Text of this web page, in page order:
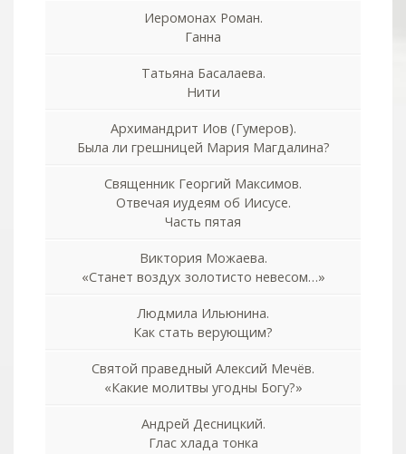
Иеромонах Роман.
Ганна
Татьяна Басалаева.
Нити
Архимандрит Иов (Гумеров).
Была ли грешницей Мария Магдалина?
Священник Георгий Максимов.
Отвечая иудеям об Иисусе.
Часть пятая
Виктория Можаева.
«Станет воздух золотисто невесом…»
Людмила Ильюнина.
Как стать верующим?
Святой праведный Алексий Мечёв.
«Какие молитвы угодны Богу?»
Андрей Десницкий.
Глас хлада тонка